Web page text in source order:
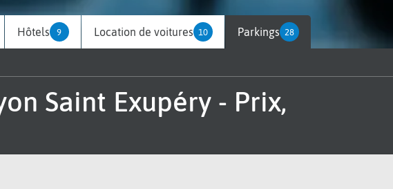
Hôtels 9 Location de voitures 10 Parkings 28